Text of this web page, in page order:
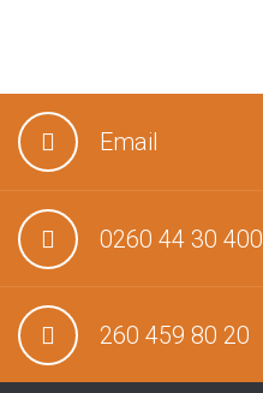
Email
0260 44 30 400
260 459 80 20